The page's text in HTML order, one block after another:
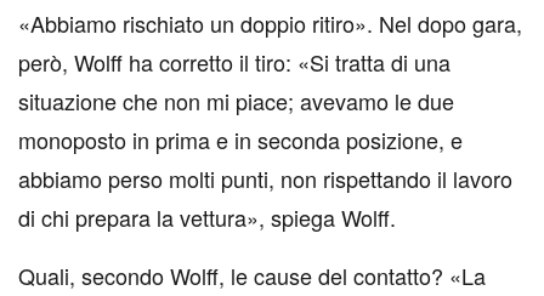
«Abbiamo rischiato un doppio ritiro». Nel dopo gara,
però, Wolff ha corretto il tiro: «Si tratta di una
situazione che non mi piace; avevamo le due
monoposto in prima e in seconda posizione, e
abbiamo perso molti punti, non rispettando il lavoro
di chi prepara la vettura», spiega Wolff.
Quali, secondo Wolff, le cause del contatto? «La